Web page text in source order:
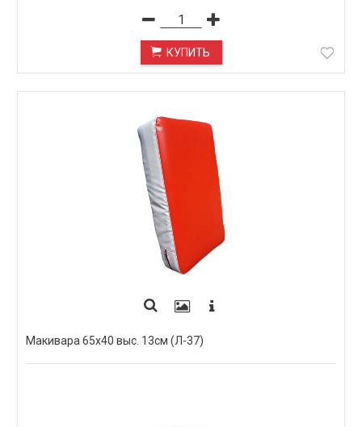
КУПИТЬ
Макивара 65х40 выс. 13см (Л-37)